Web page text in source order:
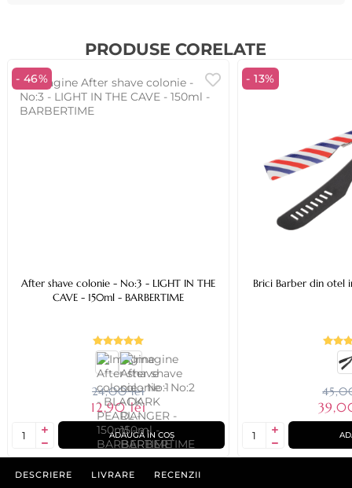
PRODUSE CORELATE
- 46%
After shave colonie - No:3 - LIGHT IN THE
CAVE - 150ml - BARBERTIME
24,00 lei
12,90 lei
ADAUGĂ ÎN COȘ
- 13%
Brici Barber din otel
DESCRIERE LIVRARE RECENZII